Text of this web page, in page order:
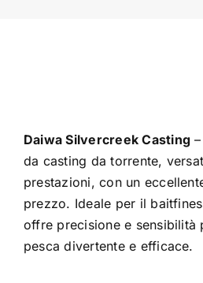
Daiwa Silvercreek Casting–
da casting da torrente,
prestazioni, con un
prezzo. Ideale per il
offre precisione e sensibilità
pesca divertente e efficace.